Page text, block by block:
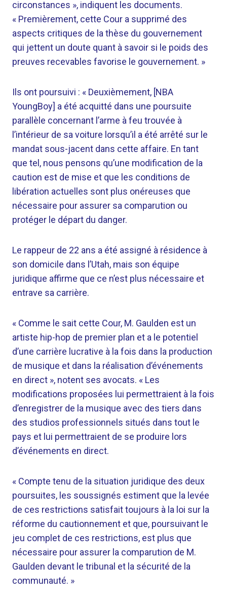
circonstances », indiquent les documents.
« Premièrement, cette Cour a supprimé des
aspects critiques de la thèse du gouvernement
qui jettent un doute quant à savoir si le poids des
preuves recevables favorise le gouvernement. »
Ils ont poursuivi : « Deuxièmement, [NBA
YoungBoy] a été acquitté dans une poursuite
parallèle concernant l’arme à feu trouvée à
l’intérieur de sa voiture lorsqu’il a été arrêté sur le
mandat sous-jacent dans cette affaire. En tant
que tel, nous pensons qu’une modification de la
caution est de mise et que les conditions de
libération actuelles sont plus onéreuses que
nécessaire pour assurer sa comparution ou
protéger le départ du danger.
Le rappeur de 22 ans a été assigné à résidence à
son domicile dans l’Utah, mais son équipe
juridique affirme que ce n’est plus nécessaire et
entrave sa carrière.
« Comme le sait cette Cour, M. Gaulden est un
artiste hip-hop de premier plan et a le potentiel
d’une carrière lucrative à la fois dans la production
de musique et dans la réalisation d’événements
en direct », notent ses avocats. « Les
modifications proposées lui permettraient à la fois
d’enregistrer de la musique avec des tiers dans
des studios professionnels situés dans tout le
pays et lui permettraient de se produire lors
d’événements en direct.
« Compte tenu de la situation juridique des deux
poursuites, les soussignés estiment que la levée
de ces restrictions satisfait toujours à la loi sur la
réforme du cautionnement et que, poursuivant le
jeu complet de ces restrictions, est plus que
nécessaire pour assurer la comparution de M.
Gaulden devant le tribunal et la sécurité de la
communauté. »